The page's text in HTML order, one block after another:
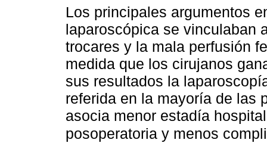
Los principales argumentos
laparoscópica se vinculaban
trocares y la mala perfusión
medida que los cirujanos
sus resultados la
referida en la mayoría de las
asocia menor estadía
posoperatoria y menos